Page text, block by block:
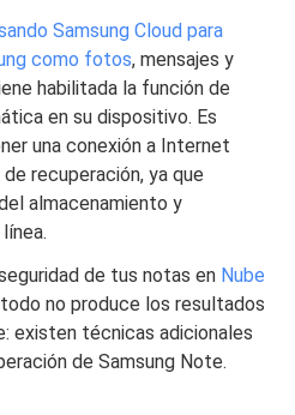
Samsung Cloud para
como fotos, mensajes y
habilitada la función de
en su dispositivo. Es
una conexión a Internet
recuperación, ya que
almacenamiento y
de tus notas en Nube
no produce los resultados
existen técnicas adicionales
de Samsung Note.